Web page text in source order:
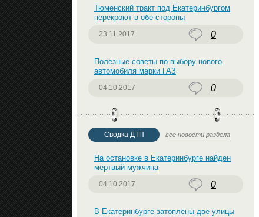
Тюменский тракт под Екатеринбургом
перекроют в обе стороны
23.11.2017 0
Полезные советы по выбору нового
автомобиля марки ГАЗ
04.10.2017 0
Сводка ДТП все новости раздела
На остановке в Екатеринбурге найден
мёртвый мужчина
04.10.2017 0
В Екатеринбурге затоплены две улицы